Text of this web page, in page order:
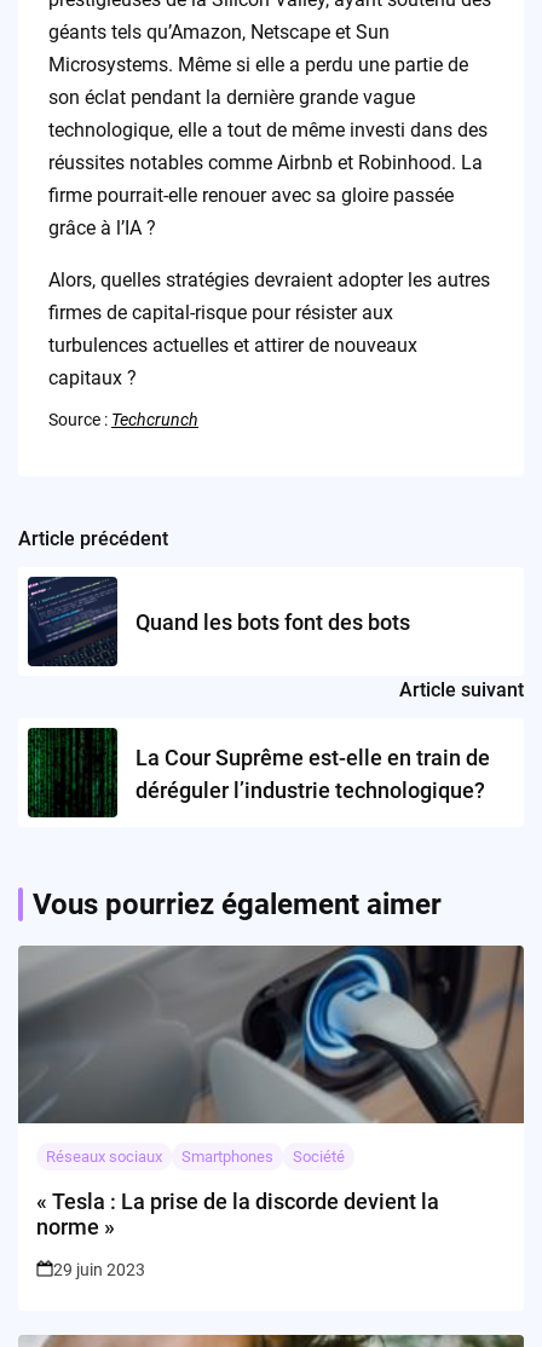
géants tels qu’Amazon, Netscape et Sun
Microsystems. Même si elle a perdu une partie de
son éclat pendant la dernière grande vague
technologique, elle a tout de même investi dans des
réussites notables comme Airbnb et Robinhood. La
firme pourrait-elle renouer avec sa gloire passée
grâce à l’IA ?
Alors, quelles stratégies devraient adopter les autres
firmes de capital-risque pour résister aux
turbulences actuelles et attirer de nouveaux
capitaux ?
Source : Techcrunch
Post
navigation
Article précédent
Quand les bots font des bots
Article suivant
La Cour Suprême est-elle en train de
déréguler l’industrie technologique?
Vous pourriez également aimer
Réseaux sociaux Smartphones Société
« Tesla : La prise de la discorde devient la
norme »
29 juin 2023